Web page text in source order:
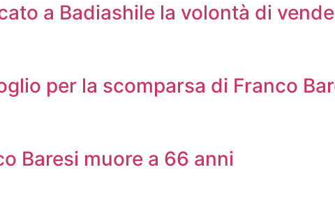
a Badiashile la volontà di
per la scomparsa di Franco
Baresi muore a 66 anni